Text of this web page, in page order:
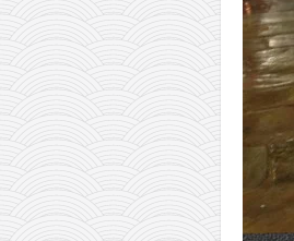
најновије на блогу
моје белешке
историја каратеа
бубиши
карате
кихон